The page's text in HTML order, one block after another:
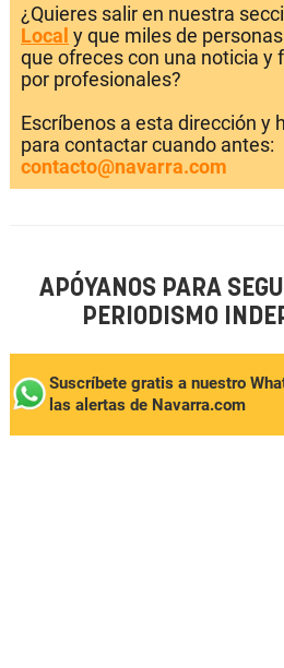
¿Quieres salir en nuestra
Local y que miles de
que ofreces con una noticia y
por profesionales?
Escríbenos a esta dirección y
para contactar cuando antes:
contacto@navarra.com
APÓYANOS PARA
PERIODISMO
Suscríbete gratis a nuestro
las alertas de Navarra.com